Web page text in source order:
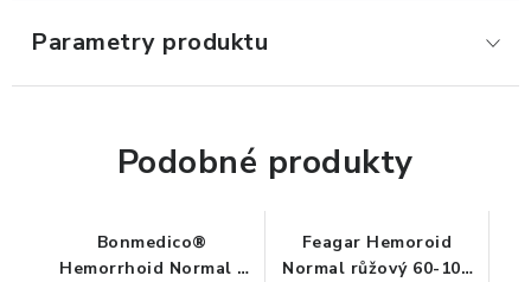
STOJANY POD NOTEBOOK
STOJANY NA DOKUMENTY
LED STOLNÍ LAMPY
Parametry produktu
Podobné produkty
Bonmedico®
Hemorrhoid Normal -
Feagar Hemoroid
Normal růžový 60-100